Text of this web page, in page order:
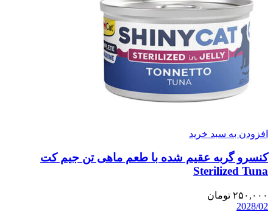
افزودن به سبد خرید
کنسرو گربه عقیم شده با طعم ماهی تن جیم کت
Sterilized Tuna
۲۵۰,۰۰۰ تومان
2028/02